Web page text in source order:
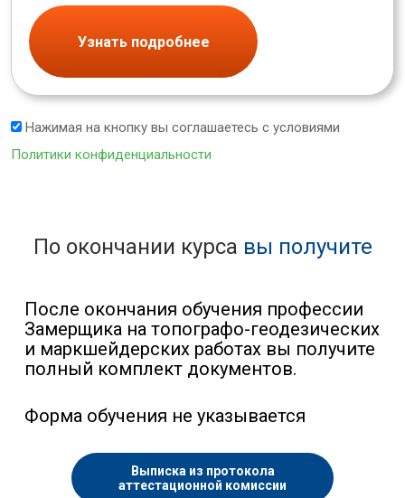
Узнать подробнее
Нажимая на кнопку вы соглашаетесь с условиями
Политики конфиденциальности
По окончании курса вы получите
После окончания обучения профессии
Замерщика на топографо-геодезических
и маркшейдерских работах вы получите
полный комплект документов.
Форма обучения не указывается
Выписка из протокола
аттестационной комиссии